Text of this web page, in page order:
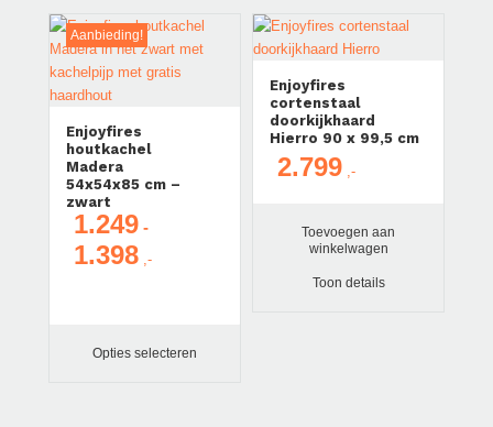
Enjoyfires
houtkachel
Madera
54x54x85 cm –
zwart
1.249 -
1.398Prijsklasse:
Aanbieding!
Opties selecteren
Enjoyfires
cortenstaal
doorkijkhaard
Hierro 90 x 99,5 cm
2.799
Toevoegen aan
winkelwagen
Toon details